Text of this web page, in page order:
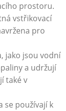
prostoru.
‌vstřikovací
pro
jako jsou vodní
a udržují
také​ v
se používají ​k